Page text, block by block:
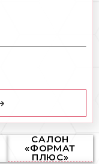
САЛОН
«ФОРМАТ
ПЛЮС»